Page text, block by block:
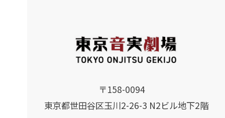
〒158-0094
東京都世田谷区玉川2-26-3 N2ビル地下2階